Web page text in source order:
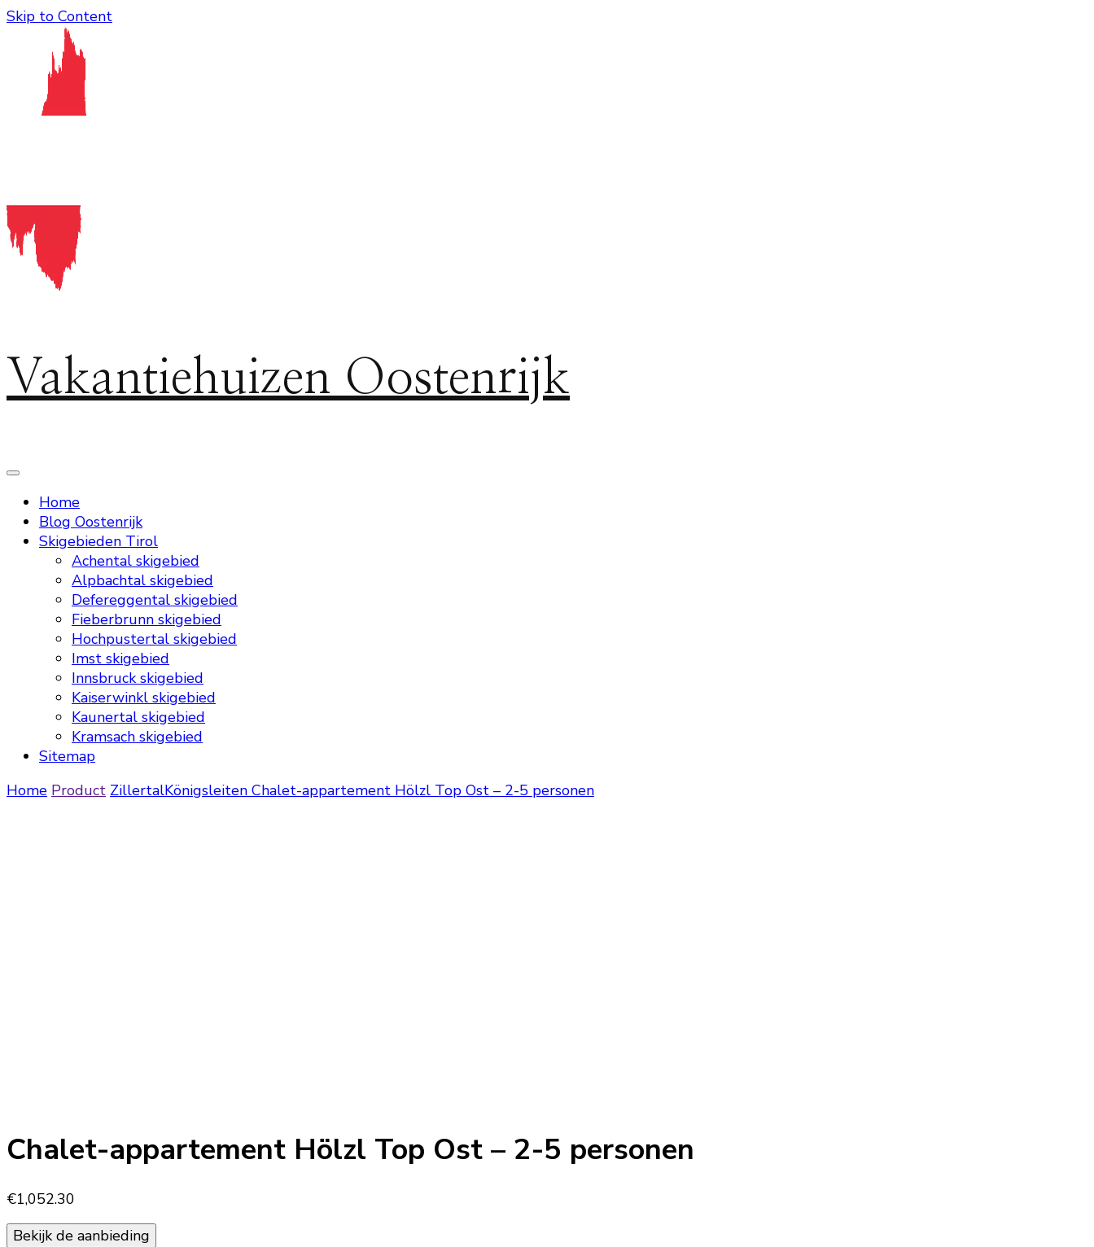
Skip to Content
Vakantiehuizen Oostenrijk
Home
Blog Oostenrijk
Skigebieden Tirol
Achental skigebied
Alpbachtal skigebied
Defereggental skigebied
Fieberbrunn skigebied
Hochpustertal skigebied
Imst skigebied
Innsbruck skigebied
Kaiserwinkl skigebied
Kaunertal skigebied
Kramsach skigebied
Sitemap
Home Product ZillertalKönigsleiten Chalet-appartement Hölzl Top Ost – 2-5 personen
Chalet-appartement Hölzl Top Ost – 2-5 personen
€1,052.30
Bekijk de aanbieding